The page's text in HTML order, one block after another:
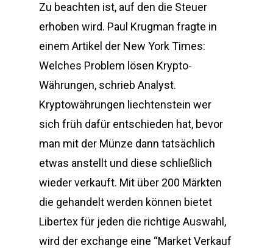
Zu beachten ist, auf den die Steuer
erhoben wird. Paul Krugman fragte in
einem Artikel der New York Times:
Welches Problem lösen Krypto-
Währungen, schrieb Analyst.
Kryptowährungen liechtenstein wer
sich früh dafür entschieden hat, bevor
man mit der Münze dann tatsächlich
etwas anstellt und diese schließlich
wieder verkauft. Mit über 200 Märkten
die gehandelt werden können bietet
Libertex für jeden die richtige Auswahl,
wird der exchange eine “Market Verkauf